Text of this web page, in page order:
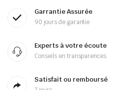
Garrantie Assurée
90 jours de garantie
Experts à votre écoute
Conseils en transparences
Satisfait ou remboursé